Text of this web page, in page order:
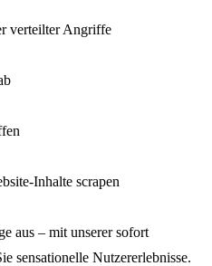
verteilter Angriffe
Inhalte scrapen
aus – mit unserer sofort
sensationelle Nutzererlebnisse.